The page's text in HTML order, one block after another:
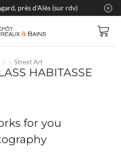
près d'Alès (sur rdv)
Street Art
HABITASSE
for you